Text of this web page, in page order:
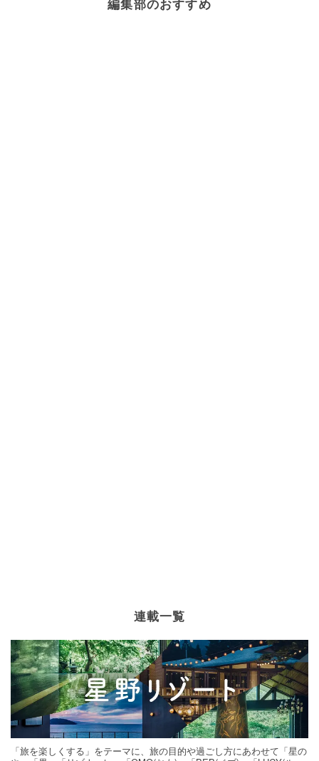
編集部のおすすめ
連載一覧
「旅を楽しくする」をテーマに、旅の目的や過ごし方にあわせて「星の